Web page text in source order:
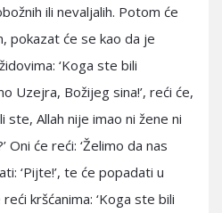
ili nevaljalih. Potom će
pokazat će se kao da je
‘Koga ste bili
Uzejra, Božijeg sina!’, reći će,
ste, Allah nije imao ni žene ni
će reći: ‘Želimo da nas
‘Pijte!’, te će popadati u
kršćanima: ‘Koga ste bili